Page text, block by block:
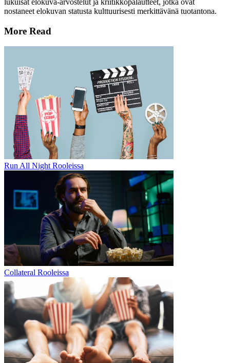
nostaneet elokuvan statusta kulttuurisesti merkittävänä tuotantona.
More Read
Run All Night Rooleissa
Collateral Rooleissa